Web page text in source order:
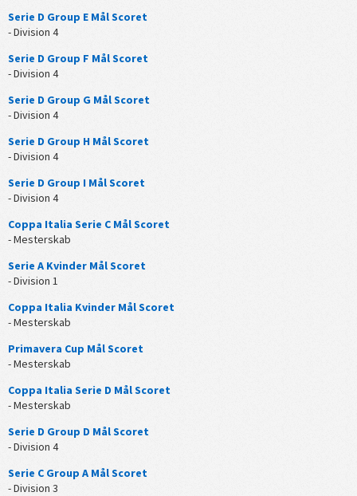
Serie D Group E Mål Scoret
- Division 4
Serie D Group F Mål Scoret
- Division 4
Serie D Group G Mål Scoret
- Division 4
Serie D Group H Mål Scoret
- Division 4
Serie D Group I Mål Scoret
- Division 4
Coppa Italia Serie C Mål Scoret
- Mesterskab
Serie A Kvinder Mål Scoret
- Division 1
Coppa Italia Kvinder Mål Scoret
- Mesterskab
Primavera Cup Mål Scoret
- Mesterskab
Coppa Italia Serie D Mål Scoret
- Mesterskab
Serie D Group D Mål Scoret
- Division 4
Serie C Group A Mål Scoret
- Division 3